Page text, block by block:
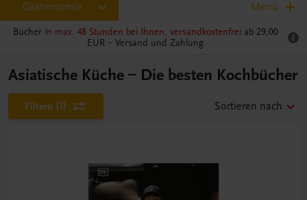
Gastronomie Menü
Bücher in max. 48 Stunden bei Ihnen, versandkostenfrei ab 29,00
EUR – Versand und Zahlung
Asiatische Küche – Die besten Kochbücher
Filtern (1) Sortieren nach